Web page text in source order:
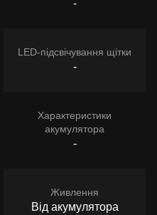
-
LED-підсвічування щітки
-
Характеристики
акумулятора
-
Живлення
Від акумулятора